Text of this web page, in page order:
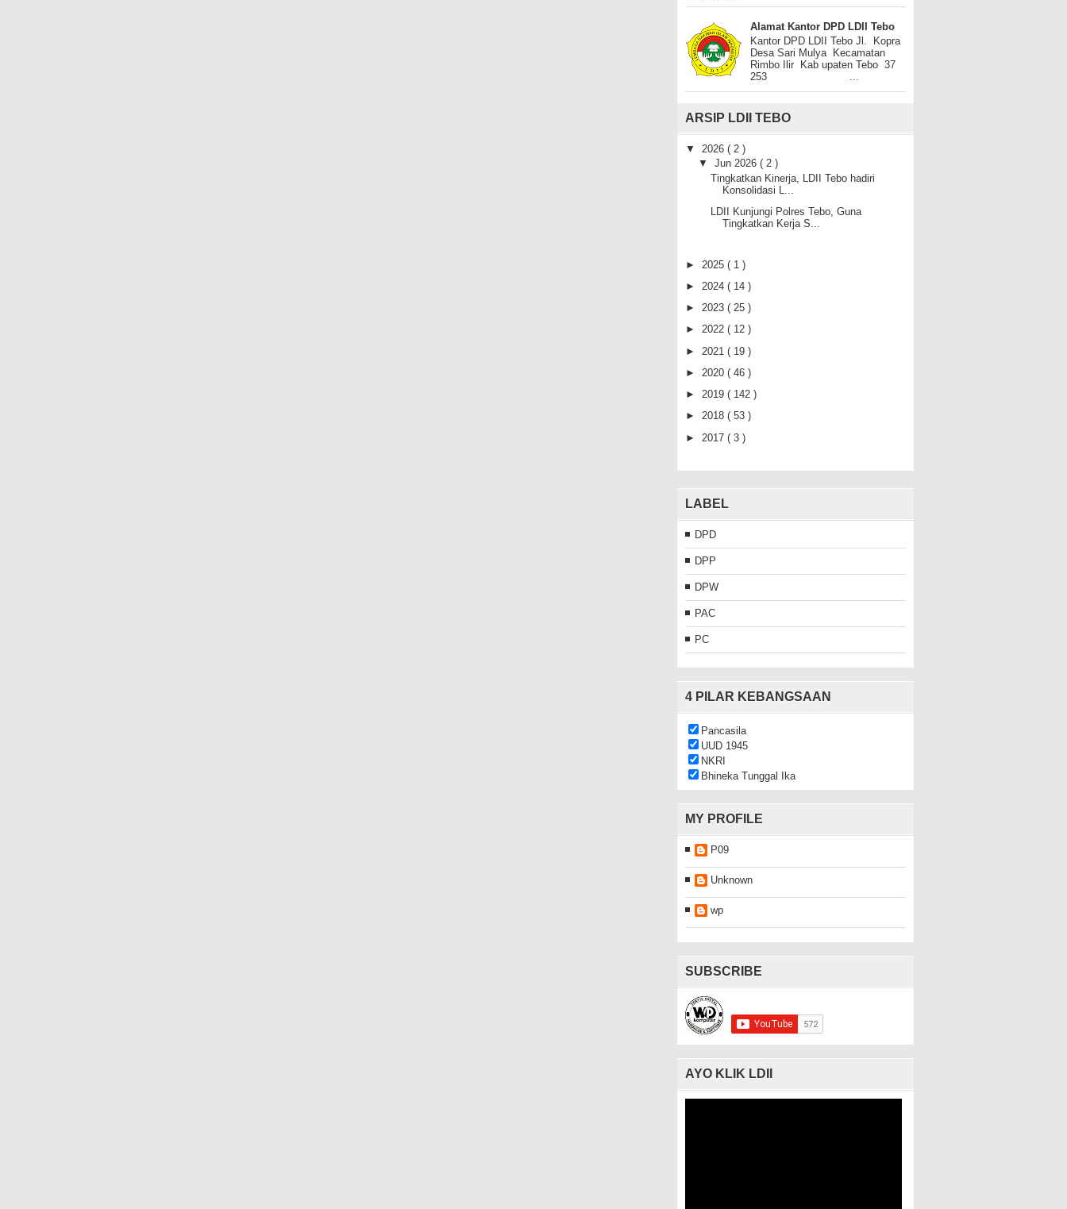
Alamat Kantor DPD LDII Tebo
Kantor DPD LDII Tebo Jl. Kopra
Desa Sari Mulya Kecamatan
Rimbo Ilir Kab upaten Tebo 37
253 ...
ARSIP LDII TEBO
▼ 2026 ( 2 )
▼ Jun 2026 ( 2 )
Tingkatkan Kinerja, LDII Tebo hadiri
Konsolidasi L...
LDII Kunjungi Polres Tebo, Guna
Tingkatkan Kerja S...
► 2025 ( 1 )
► 2024 ( 14 )
► 2023 ( 25 )
► 2022 ( 12 )
► 2021 ( 19 )
► 2020 ( 46 )
► 2019 ( 142 )
► 2018 ( 53 )
► 2017 ( 3 )
LABEL
DPD
DPP
DPW
PAC
PC
4 PILAR KEBANGSAAN
Pancasila
UUD 1945
NKRI
Bhineka Tunggal Ika
MY PROFILE
P09
Unknown
wp
SUBSCRIBE
AYO KLIK LDII